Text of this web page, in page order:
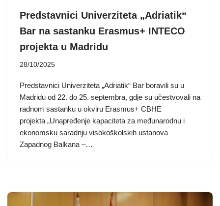
Predstavnici Univerziteta „Adriatik“
Bar na sastanku Erasmus+ INTECO
projekta u Madridu
28/10/2025
Predstavnici Univerziteta „Adriatik“ Bar boravili su u
Madridu od 22. do 25. septembra, gdje su učestvovali na
radnom sastanku u okviru Erasmus+ CBHE
projekta „Unapređenje kapaciteta za međunarodnu i
ekonomsku saradnju visokoškolskih ustanova
Zapadnog Balkana –…